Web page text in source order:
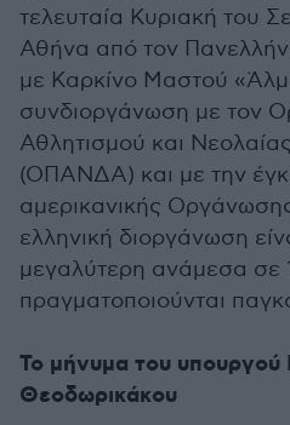
τελευταία Κυριακή του
Αθήνα από τον
με Καρκίνο Μαστού
συνδιοργάνωση με τον
Αθλητισμού και
(ΟΠΑΝΔΑ) και με την
αμερικανικής
ελληνική διοργάνωση
μεγαλύτερη ανάμεσα σε
πραγματοποιούνται
Το μήνυμα του υπουργού
Θεοδωρικάκου